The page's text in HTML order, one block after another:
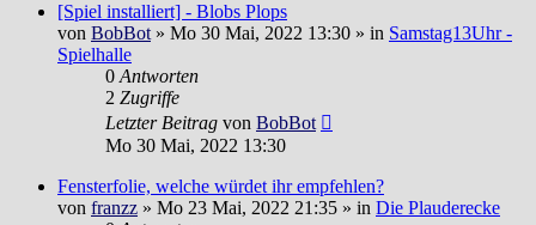
[Spiel installiert] - Blobs Plops
von BobBot» Mo 30 Mai, 2022 13:30 » in Samstag13Uhr -
Spielhalle
0Antworten
2 Zugriffe
Letzter Beitrag von BobBot
Mo 30 Mai, 2022 13:30
Fensterfolie, welche würdet ihr empfehlen?
von franzz » Mo 23 Mai, 2022 21:35 » in Die Plauderecke